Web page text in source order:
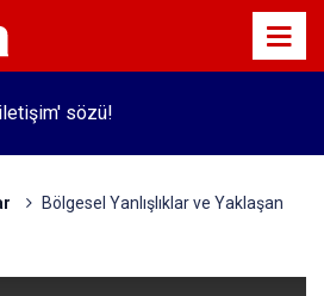
sözü!
Bölgesel Yanlışlıklar ve Yaklaşan